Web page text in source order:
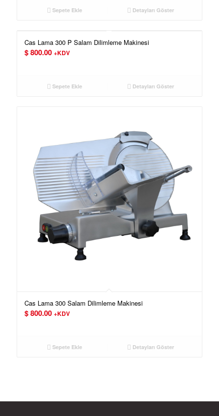
Sepete Ekle Detayları Göster
Cas Lama 300 P Salam Dilimleme Makinesi
$800.00 +KDV
Sepete Ekle Detayları Göster
Cas Lama 300 Salam Dilimleme Makinesi
$800.00 +KDV
Sepete Ekle Detayları Göster